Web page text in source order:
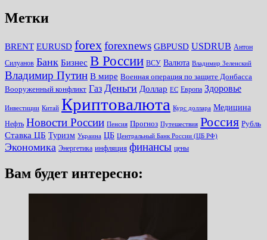
Метки
BRENT EURUSD forexforexnews GBPUSD USDRUB Антон
Силуанов Банк Бизнес В России ВСУ Валюта Владимир Зеленский
Владимир Путин В мире Военная операция по защите Донбасса
Вооруженный конфликт Газ Деньги Доллар ЕС Европа Здоровье
Инвестиции Китай Криптовалюта Курс доллара Медицина
Нефть Новости России Пенсия Прогноз Путешествия Россия Рубль
Ставка ЦБ Туризм Украина ЦБ Центральный Банк России (ЦБ РФ)
Экономика Энергетика инфляция финансы цены
Вам будет интересно: